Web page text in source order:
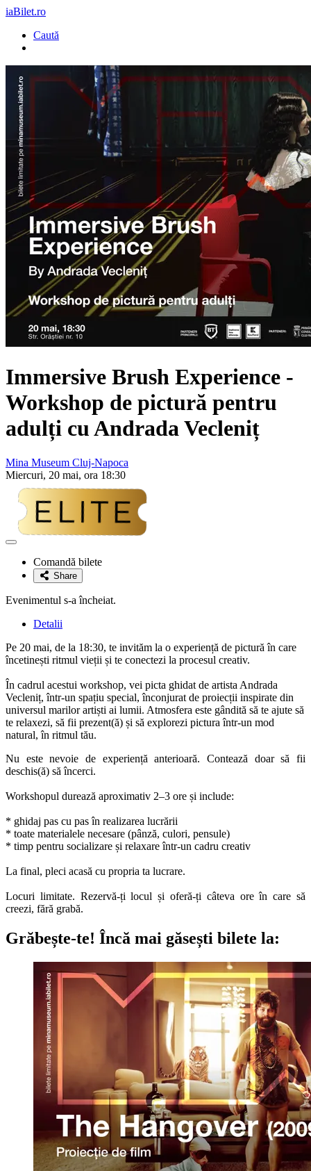
iaBilet.ro
Caută
Immersive Brush Experience -
Workshop de pictură pentru
adulți cu Andrada Vecleniț
Mina Museum Cluj-Napoca
Miercuri, 20 mai, ora 18:30
Adaugă
favoriteComandă bilete
Share
Evenimentul s-a încheiat.
Detalii
Pe 20 mai, de la 18:30, te invităm la o experiență de pictură în care
încetinești ritmul vieții și te conectezi la procesul creativ.
În cadrul acestui workshop, vei picta ghidat de artista Andrada
Vecleniț, într-un spațiu special, înconjurat de proiecții inspirate din
universul marilor artiști ai lumii. Atmosfera este gândită să te ajute să
te relaxezi, să fii prezent(ă) și să explorezi pictura într-un mod
natural, în ritmul tău.
Nu este nevoie de experiență anterioară. Contează doar să fii
deschis(ă) să încerci.
Workshopul durează aproximativ 2–3 ore și include:
* ghidaj pas cu pas în realizarea lucrării
* toate materialele necesare (pânză, culori, pensule)
* timp pentru socializare și relaxare într-un cadru creativ
La final, pleci acasă cu propria ta lucrare.
Locuri limitate. Rezervă-ți locul și oferă-ți câteva ore în care să
creezi, fără grabă.
Grăbește-te! Încă mai găsești bilete la: